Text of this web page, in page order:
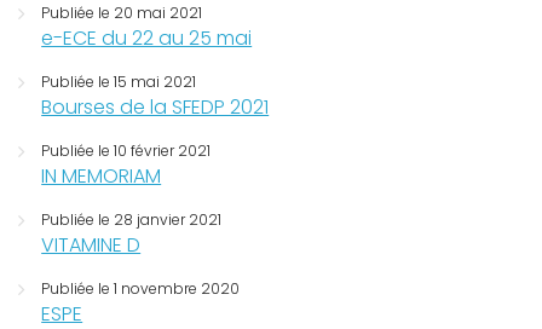
Publiée le 20 mai 2021
e-ECE du 22 au 25 mai
Publiée le 15 mai 2021
Bourses de la SFEDP 2021
Publiée le 10 février 2021
IN MEMORIAM
Publiée le 28 janvier 2021
VITAMINE D
Publiée le 1 novembre 2020
ESPE